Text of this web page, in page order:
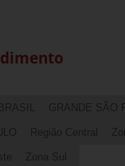
BRASIL GRANDE SÃO
Região Central
Zona Sul